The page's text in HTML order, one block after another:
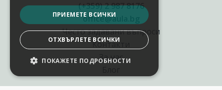
(+359) 2 987 8176
office@aula.bg
Често задавани въпроси
Контакти
За нас
ПРИЕМЕТЕ ВСИЧКИ
ОТХВЪРЛЕТЕ ВСИЧКИ
ПОКАЖЕТЕ ПОДРОБНОСТИ